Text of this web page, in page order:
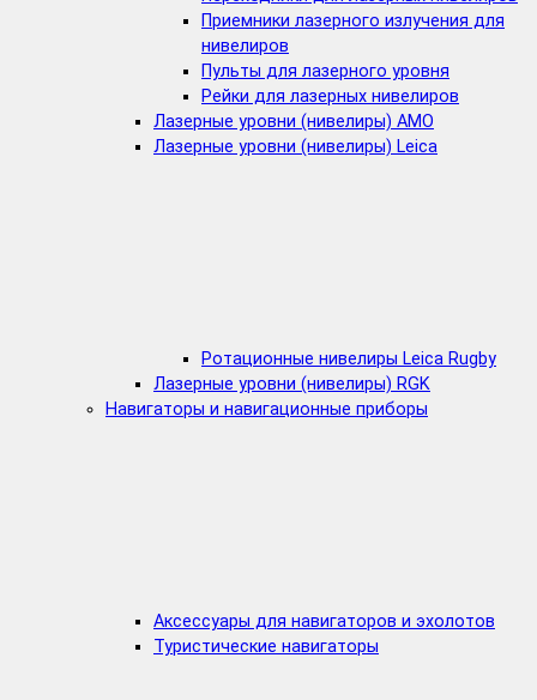
Приемники лазерного излучения для
нивелиров
Пульты для лазерного уровня
Рейки для лазерных нивелиров
Лазерные уровни (нивелиры) AMO
Лазерные уровни (нивелиры) Leica
Ротационные нивелиры Leica Rugby
Лазерные уровни (нивелиры) RGK
Навигаторы и навигационные приборы
Аксессуары для навигаторов и эхолотов
Туристические навигаторы